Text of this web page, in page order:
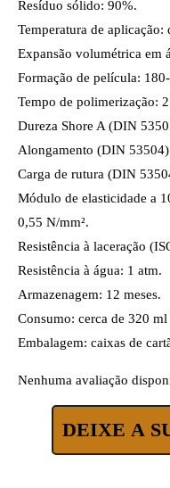
Resíduo sólido: 90%.
Temperatura de aplicação:
Expansão volumétrica em
Formação de película:
Tempo de polimerização:
Dureza Shore A (DIN
Alongamento (DIN
Carga de rutura (DIN
Módulo de elasticidade a
0,55 N/mm².
Resistência à laceração
Resistência à água: 1 atm.
Armazenagem: 12 meses.
Consumo: cerca de 320
Embalagem: caixas de
Nenhuma avaliação
DEIXE A